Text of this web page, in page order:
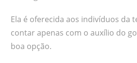
Ela é oferecida aos indivíduos da
contar apenas com o auxílio do
boa opção.